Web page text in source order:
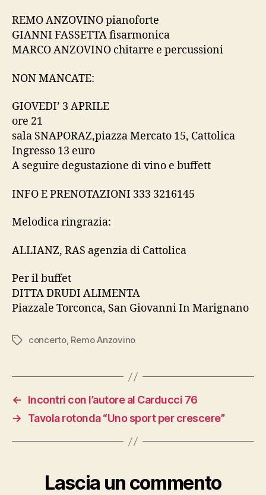
REMO ANZOVINO pianoforte
GIANNI FASSETTA fisarmonica
MARCO ANZOVINO chitarre e percussioni
NON MANCATE:
GIOVEDI’ 3 APRILE
ore 21
sala SNAPORAZ,piazza Mercato 15, Cattolica
Ingresso 13 euro
A seguire degustazione di vino e buffett
INFO E PRENOTAZIONI 333 3216145
Melodica ringrazia:
ALLIANZ, RAS agenzia di Cattolica
Per il buffet
DITTA DRUDI ALIMENTA
Piazzale Torconca, San Giovanni In Marignano
Tag concerto, Remo Anzovino
←
Incontri con l’autore al Carducci 76
→
Tavola rotonda “Uno sport per crescere”
Lascia un commento